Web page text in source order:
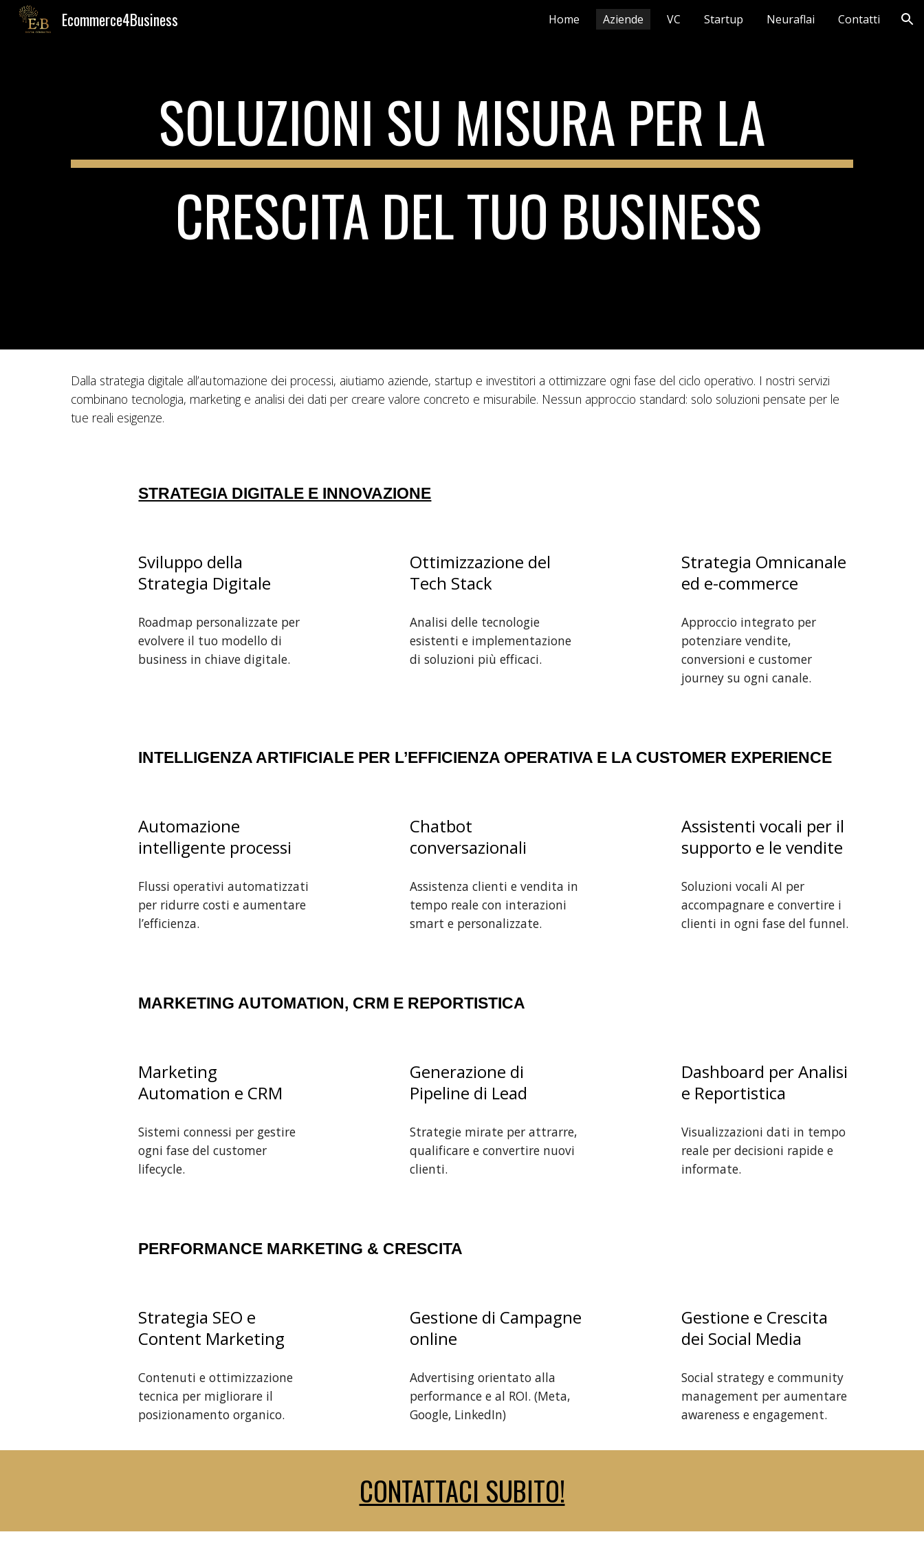
Skip to navigation
Ecommerce4Business Home Aziende VC Startup Neuraflai Contatti
SOLUZIONI SU MISURA PER LA
CRESCITA DEL TUO BUSINESS
Dalla strategia digitale all’automazione dei processi, aiutiamo aziende, startup e investitori a ottimizzare ogni fase del ciclo operativo. I nostri servizi
combinano tecnologia, marketing e analisi dei dati per creare valore concreto e misurabile. Nessun approccio standard: solo soluzioni pensate per le
tue reali esigenze.
STRATEGIA DIGITALE E INNOVAZIONE
Sviluppo della
Strategia Digitale
Roadmap personalizzate per
evolvere il tuo modello di
business in chiave digitale.
Ottimizzazione del
Tech Stack
Analisi delle tecnologie
esistenti e implementazione
di soluzioni più efficaci.
Strategia Omnicanale
ed e-commerce
Approccio integrato per
potenziare vendite,
conversioni e customer
journey su ogni canale.
INTELLIGENZA ARTIFICIALE PER L’EFFICIENZA OPERATIVA E LA CUSTOMER EXPERIENCE
Automazione
intelligente processi
Flussi operativi automatizzati
per ridurre costi e aumentare
l’efficienza.
Chatbot
conversazionali
Assistenza clienti e vendita in
tempo reale con interazioni
smart e personalizzate.
Assistenti vocali per il
supporto e le vendite
Soluzioni vocali AI per
accompagnare e convertire i
clienti in ogni fase del funnel.
MARKETING AUTOMATION, CRM E REPORTISTICA
Marketing
Automation e CRM
Sistemi connessi per gestire
ogni fase del customer
lifecycle.
Generazione di
Pipeline di Lead
Strategie mirate per attrarre,
qualificare e convertire nuovi
clienti.
Dashboard per Analisi
e Reportistica
Visualizzazioni dati in tempo
reale per decisioni rapide e
informate.
PERFORMANCE MARKETING & CRESCITA
Strategia SEO e
Content Marketing
Contenuti e ottimizzazione
tecnica per migliorare il
posizionamento organico.
Gestione di Campagne
online
Advertising orientato alla
performance e al ROI. (Meta,
Google, LinkedIn)
Gestione e Crescita
dei Social Media
Social strategy e community
management per aumentare
awareness e engagement.
CONTATTACI SUBITO!